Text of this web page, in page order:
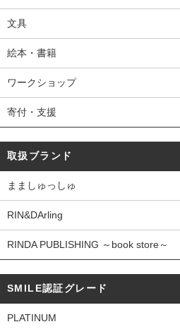
文具
絵本・書籍
ワークショップ
寄付・支援
取扱ブランド
まましゅっしゅ
RIN&DArling
RINDA PUBLISHING ～book store～
SMILE認証グレード
PLATINUM